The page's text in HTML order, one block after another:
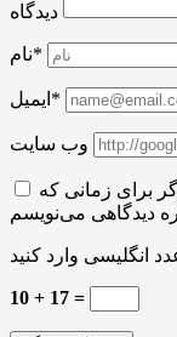
دیدگاه
نام*
ایمیل*
وب سایت
برای زمانی که
10 + 17 =